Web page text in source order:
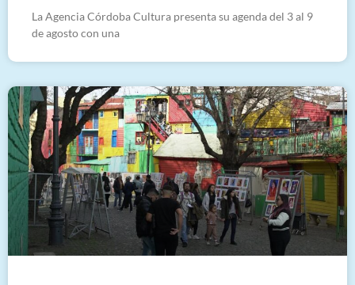
La Agencia Córdoba Cultura presenta su agenda del 3 al 9
de agosto con una